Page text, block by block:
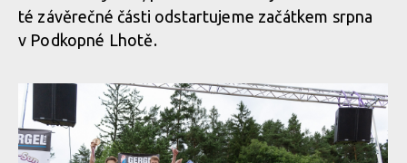
té závěrečné části odstartujeme začátkem srpna
v Podkopné Lhotě.